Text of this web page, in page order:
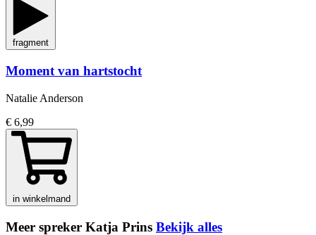
fragment
Moment van hartstocht
Natalie Anderson
€ 6,99
in winkelmand
Meer spreker Katja Prins Bekijk alles